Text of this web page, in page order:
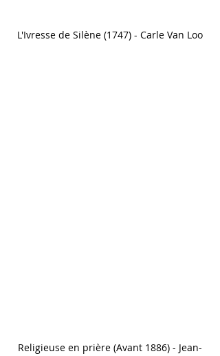
L'Ivresse de Silène (1747) - Carle Van Loo
Religieuse en prière (Avant 1886) - Jean-